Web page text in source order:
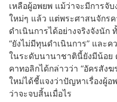
เหลือผู้อพยพ แม้ว่าจะมีการจั
ใหม่ๆ แล้ว แต่พระศาสนจักร
ดำเนินการได้อย่างจริงจังนั
“ยังไม่มีทุนดำเนินการ” และ
ในระดับนานาชาตินี้ยังมีน้อย
คาทอลิกได้กล่าวว่า “อัครสัง
ใหม่ได้ชี้แจงว่าปัญหาเรื่องผู้
ว่าจะจบสิ้นเมื่อไร